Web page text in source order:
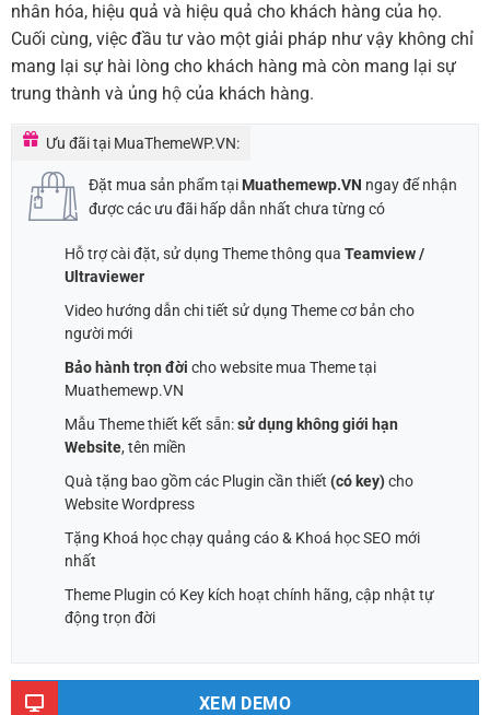
nhân hóa, hiệu quả và hiệu quả cho khách hàng của họ.
Cuối cùng, việc đầu tư vào một giải pháp như vậy không chỉ
mang lại sự hài lòng cho khách hàng mà còn mang lại sự
trung thành và ủng hộ của khách hàng.
Ưu đãi tại MuaThemeWP.VN:
Đặt mua sản phẩm tại Muathemewp.VN ngay để nhận
được các ưu đãi hấp dẫn nhất chưa từng có
Hỗ trợ cài đặt, sử dụng Theme thông qua Teamview /
Ultraviewer
Video hướng dẫn chi tiết sử dụng Theme cơ bản cho
người mới
Bảo hành trọn đời cho website mua Theme tại
Muathemewp.VN
Mẫu Theme thiết kết sẵn:sử dụng không giới hạn
Website, tên miền
Quà tặng bao gồm các Plugin cần thiết (có key)cho
Website Wordpress
Tặng Khoá học chạy quảng cáo & Khoá học SEO mới
nhất
Theme Plugin có Key kích hoạt chính hãng, cập nhật tự
động trọn đời
XEM DEMO